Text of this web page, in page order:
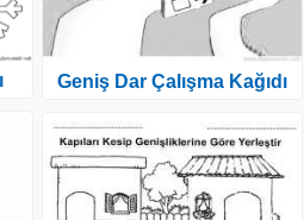
Geniş Dar Çalışma Kağıdı